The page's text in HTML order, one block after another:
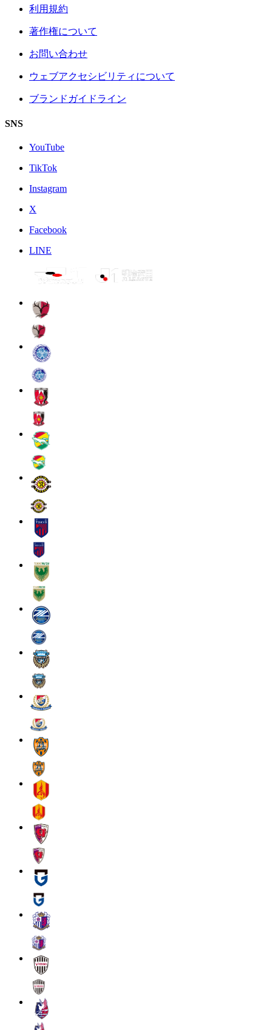
利用規約
著作権について
お問い合わせ
ウェブアクセシビリティについて
ブランドガイドライン
SNS
YouTube
TikTok
Instagram
X
Facebook
LINE